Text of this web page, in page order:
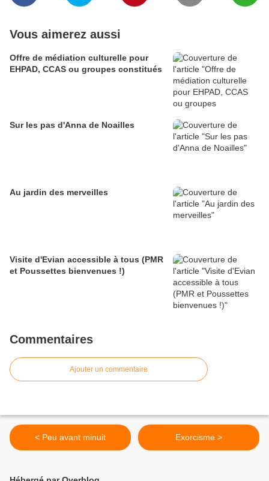
Vous aimerez aussi
Offre de médiation culturelle pour
EHPAD, CCAS ou groupes constitués
Sur les pas d'Anna de Noailles
Au jardin des merveilles
Visite d'Evian accessible à tous (PMR
et Poussettes bienvenues !)
Commentaires
Ajouter un commentaire
< Peu avant minuit Exorcisme >